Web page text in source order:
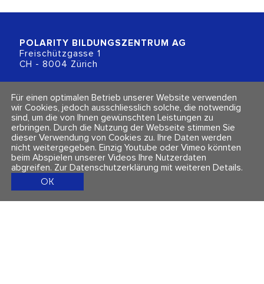
POLARITY BILDUNGSZENTRUM AG
Freischützgasse 1
CH - 8004 Zürich
+41 (0)44 218 80 80
info@polarity.ch
Kontakt & Info
Newsletter
Impressum & Datenschutz
AGBs
Folge uns
Für einen optimalen Betrieb unserer Website verwenden
wir Cookies, jedoch ausschliesslich solche, die notwendig
sind, um die von Ihnen gewünschten Leistungen zu
erbringen. Durch die Nutzung der Webseite stimmen Sie
dieser Verwendung von Cookies zu. Ihre Daten werden
nicht weitergegeben. Einzig Youtube oder Vimeo könnten
beim Abspielen unserer Videos Ihre Nutzerdaten
abgreifen. Zur Datenschutzerklärung mit weiteren Details.
OK